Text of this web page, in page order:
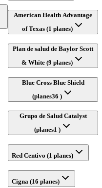
American Health Advantage
of Texas (1 planes)
Plan de salud de Baylor Scott
& White (9 planes)
Blue Cross Blue Shield
(planes36 )
Grupo de Salud Catalyst
(planes1 )
Red Centivo (1 planes)
Cigna (16 planes)